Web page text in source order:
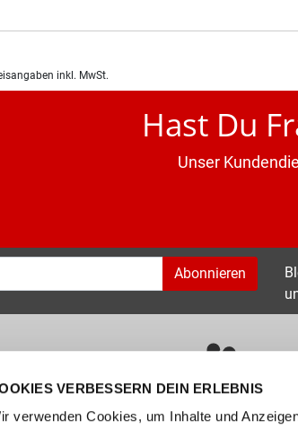
VERBESSERN DEIN ERLEBNIS
verwenden Cookies, um Inhalte und
inkl. MwSt.
Hast Du
Unser
Abonnieren